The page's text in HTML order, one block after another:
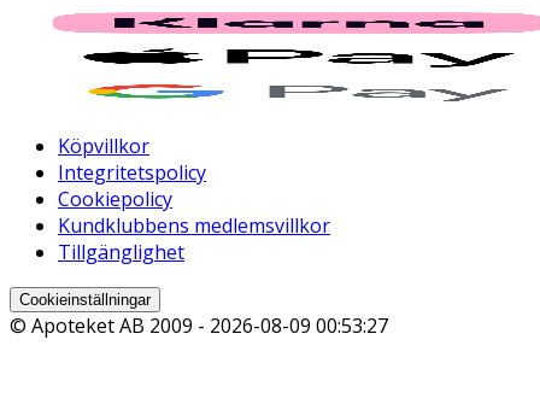
Köpvillkor
Integritetspolicy
Cookiepolicy
Kundklubbens medlemsvillkor
Tillgänglighet
Cookieinställningar
© Apoteket AB 2009 - 2026-08-09 00:53:27